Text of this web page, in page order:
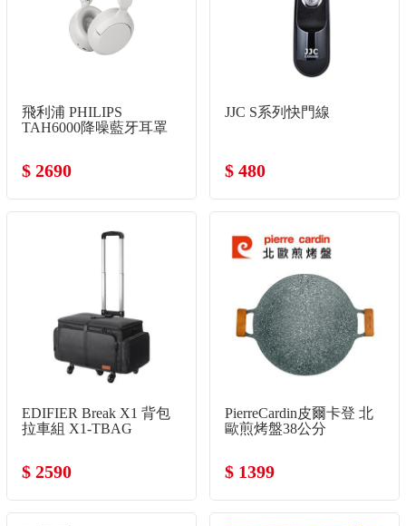
飛利浦 PHILIPS
TAH6000降噪藍牙耳罩
$ 2690
JJC S系列快門線
$ 480
EDIFIER Break X1 背包
拉車組 X1-TBAG
$ 2590
PierreCardin皮爾卡登 北
歐煎烤盤38公分
$ 1399